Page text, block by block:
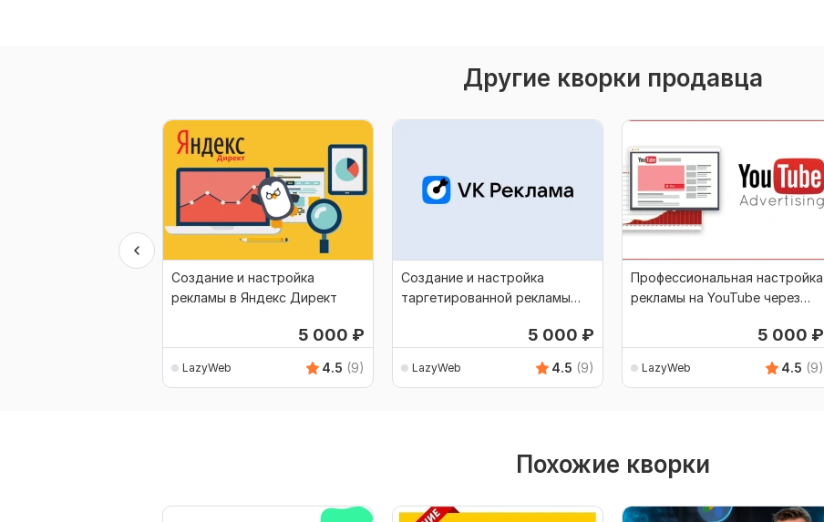
Другие кворки продавца
Создание и настройка
рекламы в Яндекс Директ
5 000 ₽
LazyWeb 4.5 (9)
Создание и настройка
таргетированной рекламы
5 000 ₽
LazyWeb 4.5 (9)
Профессиональная настройка
рекламы на YouTube через
5 000 ₽
LazyWeb 4.5 (9)
Похожие кворки